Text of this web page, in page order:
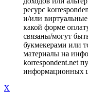
ресурс
и/или
какой форме
связаны/могут
букмекерами или
материалы на
korrespondent.net
информационных
X